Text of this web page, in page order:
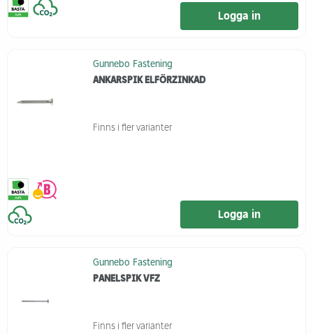
Logga in
Gunnebo Fastening
ANKARSPIK ELFÖRZINKAD
Finns i fler varianter
Logga in
Gunnebo Fastening
PANELSPIK VFZ
Finns i fler varianter